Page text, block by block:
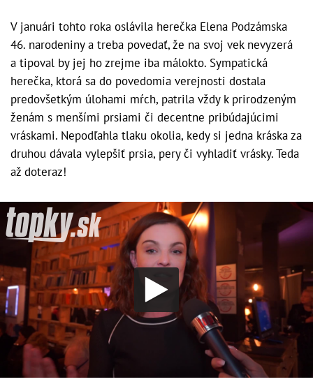
V januári tohto roka oslávila herečka Elena Podzámska
46. narodeniny a treba povedať, že na svoj vek nevyzerá
a tipoval by jej ho zrejme iba málokto. Sympatická
herečka, ktorá sa do povedomia verejnosti dostala
predovšetkým úlohami mŕch, patrila vždy k prirodzeným
ženám s menšími prsiami či decentne pribúdajúcimi
vráskami. Nepodľahla tlaku okolia, kedy si jedna kráska za
druhou dávala vylepšiť prsia, pery či vyhladiť vrásky. Teda
až doteraz!